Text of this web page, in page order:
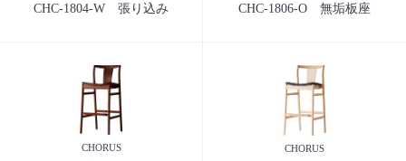
CHC-1804-W 張り込み
CHC-1806-O 無垢板座
CHORUS CHORUS